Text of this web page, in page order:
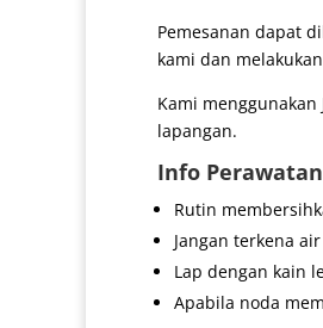
Pemesanan dapat
kami dan
Kami
lapangan.
Info
Rutin
Jangan terkena
Lap dengan kain
Apabila noda